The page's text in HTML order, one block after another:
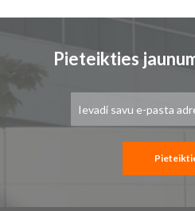
Pieteikties
saņemšanai: